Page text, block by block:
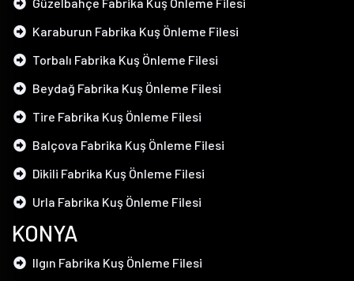
Karaburun Fabrika Kuş Önleme Filesi
Torbalı Fabrika Kuş Önleme Filesi
Beydağ Fabrika Kuş Önleme Filesi
Tire Fabrika Kuş Önleme Filesi
Balçova Fabrika Kuş Önleme Filesi
Dikili Fabrika Kuş Önleme Filesi
Urla Fabrika Kuş Önleme Filesi
KONYA
Ilgın Fabrika Kuş Önleme Filesi